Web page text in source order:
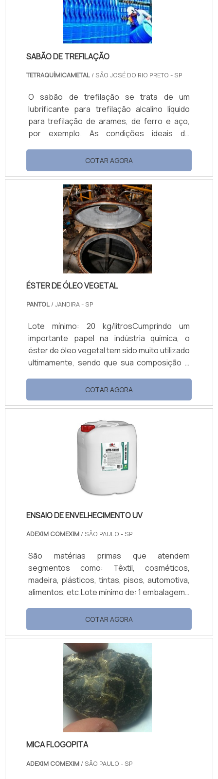
SABÃO DE TREFILAÇÃO
TETRAQUÍMICAMETAL / SÃO JOSÉ DO RIO PRETO - SP
O sabão de trefilação se trata de um
lubrificante para trefilação alcalino líquido
para trefilação de arames, de ferro e aço,
por exemplo. As condições ideais de
determinadas por experiências prévias, em
conjunto com nosso serviço de assistência
técnica, por ocasião do início do
funcionamento.O banho dos sabões de
trefilação deve ser mantido dentro da
concentração indicada no início do
funcionamento, a qual apresentou
resultados satisfatórios, por conveniente
COTAR AGORA
ÉSTER DE ÓLEO VEGETAL
PANTOL / JANDIRA - SP
Lote mínimo: 20 kg/litrosCumprindo um
importante papel na indústria química, o
éster de óleo vegetal tem sido muito utilizado
ultimamente, sendo que sua composição é
essencial para essa área, que no caso é o
biodiesel. A composição do éster permite
que o fluído também seja utilizado na
produção de lubrificantes sintéticos e
graxas biodegradáveis, pois sua
composição apresenta características
cruciais que permitem a aplicação de forma
eficaz.PROPRIEDADES DO .
COTAR AGORA
ENSAIO DE ENVELHECIMENTO UV
ADEXIM COMEXIM / SÃO PAULO - SP
São matérias primas que atendem
segmentos como: Têxtil, cosméticos,
madeira, plásticos, tintas, pisos, automotiva,
alimentos, etc.Lote mínimo de: 1 embalagem -
serviço realizado em laboratório, onde uma
peça não metálica é submetida a uma câmara
de teste que simula a força de destruição
dos raios UV. Assim, com esse ensaio é
possível predizer a durabilidade dos
materiais testados a intempéries. Além do
ensaio UV, são simulados os efeitos da
chuva, neblina e.
COTAR AGORA
MICA FLOGOPITA
ADEXIM COMEXIM / SÃO PAULO - SP